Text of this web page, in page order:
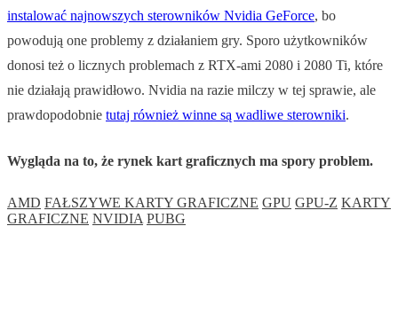
instalować najnowszych sterowników Nvidia GeForce, bo
powodują one problemy z działaniem gry. Sporo użytkowników
donosi też o licznych problemach z RTX-ami 2080 i 2080 Ti, które
nie działają prawidłowo. Nvidia na razie milczy w tej sprawie, ale
prawdopodobnie tutaj również winne są wadliwe sterowniki.
Wygląda na to, że rynek kart graficznych ma spory problem.
AMD FAŁSZYWE KARTY GRAFICZNE GPU GPU-Z KARTY
GRAFICZNE NVIDIA PUBG